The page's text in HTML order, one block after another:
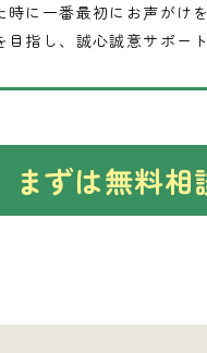
時に一番最初にお声がけ
目指し、誠心誠意サポー
まずは無料相